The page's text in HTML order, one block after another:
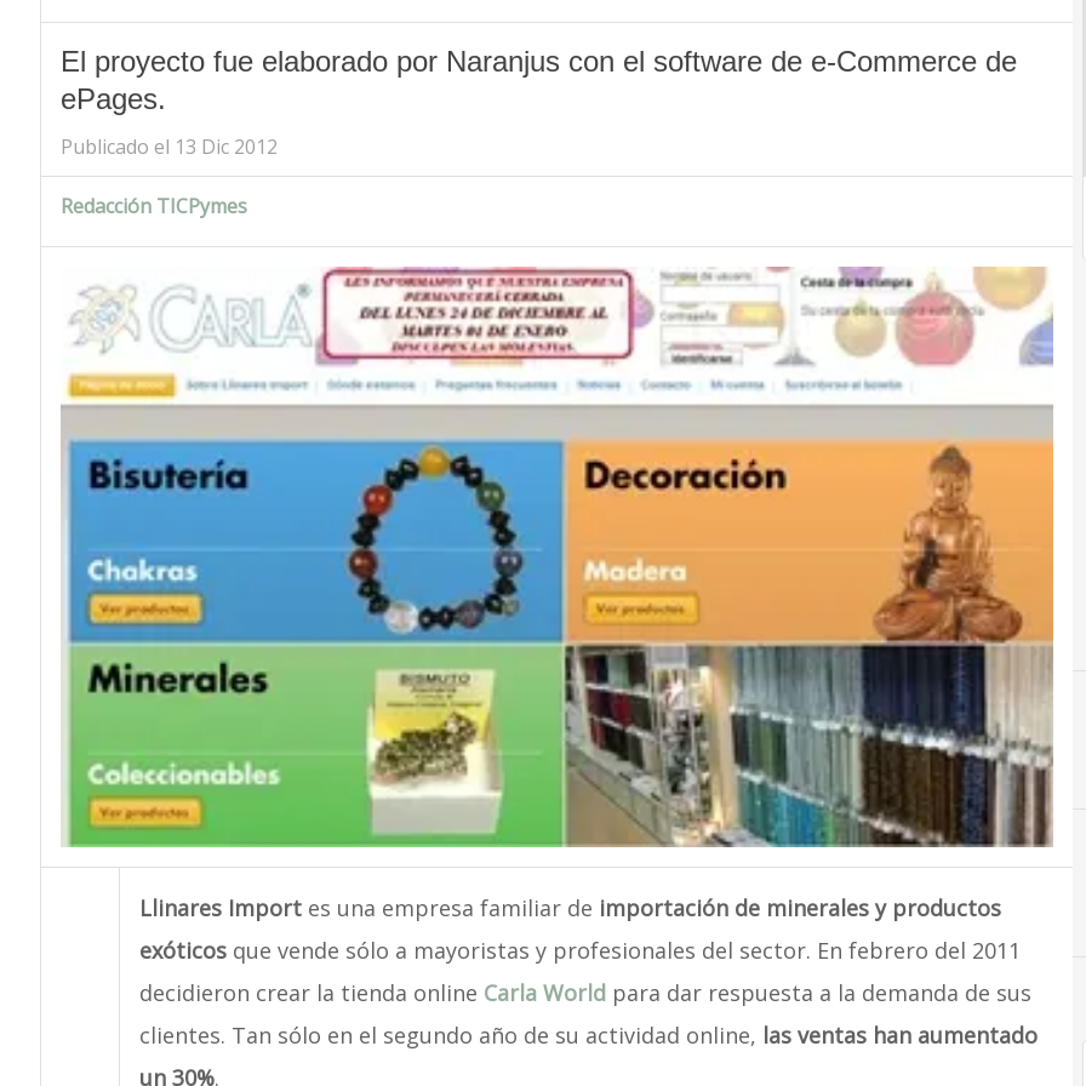
El proyecto fue elaborado por Naranjus con el software de e-Commerce de
ePages.
Publicado el 13 Dic 2012
Redacción TICPymes
Llinares Importes una empresa familiar de importación de minerales y productos
exóticosque vende sólo a mayoristas y profesionales del sector. En febrero del 2011
decidieron crear la tienda online Carla Worldpara dar respuesta a la demanda de sus
clientes. Tan sólo en el segundo año de su actividad online, las ventas han aumentado
un 30%.
C Comercio